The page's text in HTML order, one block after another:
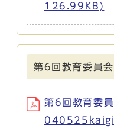
126.99KB)
第6回教育委員
第6回教育委